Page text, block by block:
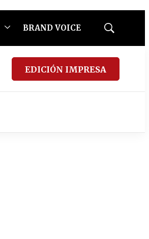
BRAND VOICE
Mostrar
EDICIÓN IMPRESA